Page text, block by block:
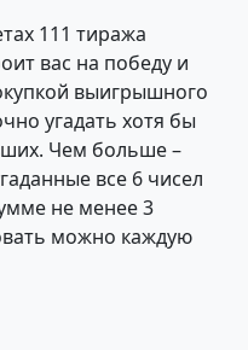
111 тиража
вас на победу и
выигрышного
угадать хотя бы
Чем больше –
все 6 чисел
не менее 3
можно каждую